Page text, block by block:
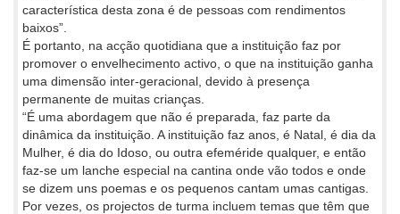
característica desta zona é de pessoas com rendimentos
baixos”.
É portanto, na acção quotidiana que a instituição faz por
promover o envelhecimento activo, o que na instituição ganha
uma dimensão inter-geracional, devido à presença
permanente de muitas crianças.
“É uma abordagem que não é preparada, faz parte da
dinâmica da instituição. A instituição faz anos, é Natal, é dia da
Mulher, é dia do Idoso, ou outra efeméride qualquer, e então
faz-se um lanche especial na cantina onde vão todos e onde
se dizem uns poemas e os pequenos cantam umas cantigas.
Por vezes, os projectos de turma incluem temas que têm que